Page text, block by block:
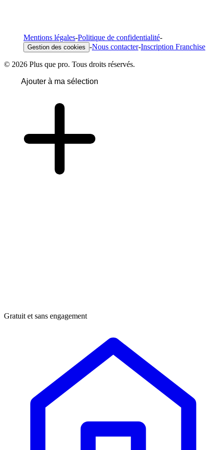
Mentions légales-Politique de confidentialité-
Gestion des cookies -Nous contacter-Inscription Franchise
© 2026 Plus que pro. Tous droits réservés.
Ajouter à ma sélection
Gratuit et sans engagement